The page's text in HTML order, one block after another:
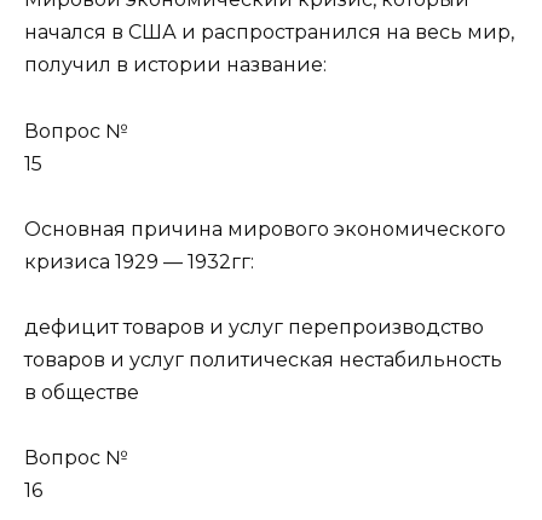
начался в США и распространился на весь мир,
получил в истории название:
Вопрос №
15
Основная причина мирового экономического
кризиса 1929 — 1932гг:
дефицит товаров и услуг перепроизводство
товаров и услуг политическая нестабильность
в обществе
Вопрос №
16